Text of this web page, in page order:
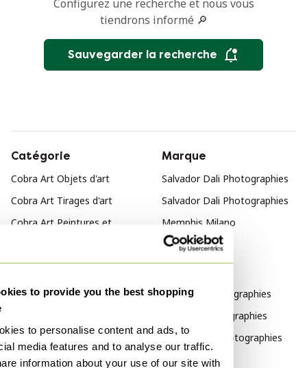
to provide you the best shopping
to personalise content and ads, to
media features and to analyse our traffic.
information about your use of our site with
Configurez une recherche et nous vous
tiendrons informé 🔎
Sauvegarder la recherche
Catégorie
Cobra Art Objets d'art
Cobra Art Tirages d'art
Cobra Art Peintures et
Marque
Salvador Dali Photographies
Salvador Dali Photographies
Memphis Milano
Photographies
Asiatique Photographies
Figuratif Photographies
Surréalisme Photographies